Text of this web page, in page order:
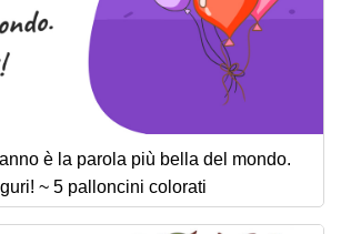
è la parola più bella del mondo.
~ 5 palloncini colorati